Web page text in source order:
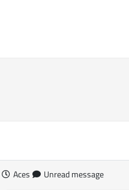
Aces Unread message